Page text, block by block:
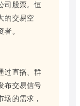
司股票。恒
的交易空
。
过直播、群
布交易信号
的需求，